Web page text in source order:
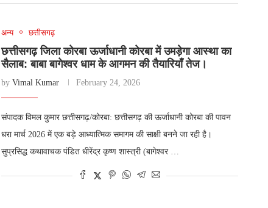
अन्य छत्तीसगढ़
छत्तीसगढ़ जिला कोरबा ऊर्जाधानी कोरबा में उमड़ेगा आस्था का
सैलाब: बाबा बागेश्वर धाम के आगमन की तैयारियाँ तेज।
by Vimal Kumar February 24, 2026
संपादक विमल कुमार छत्तीसगढ़/कोरबा: छत्तीसगढ़ की ऊर्जाधानी कोरबा की पावन
धरा मार्च 2026 में एक बड़े आध्यात्मिक समागम की साक्षी बनने जा रही है।
सुप्रसिद्ध कथावाचक पंडित धीरेंद्र कृष्ण शास्त्री (बागेश्वर …